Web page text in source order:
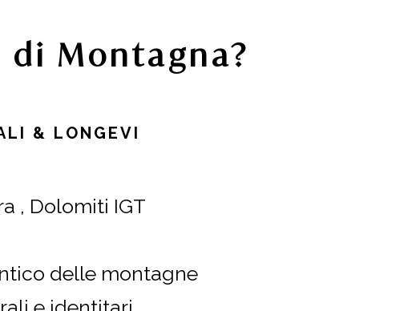
Montagna?
& LONGEVI
, Dolomiti IGT
delle montagne